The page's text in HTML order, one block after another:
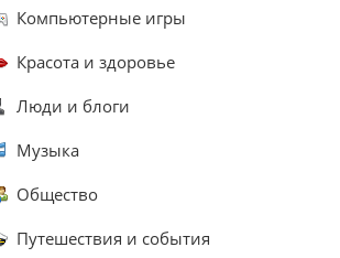
Компьютерные игры
Красота и здоровье
Люди и блоги
Музыка
Общество
Путешествия и события